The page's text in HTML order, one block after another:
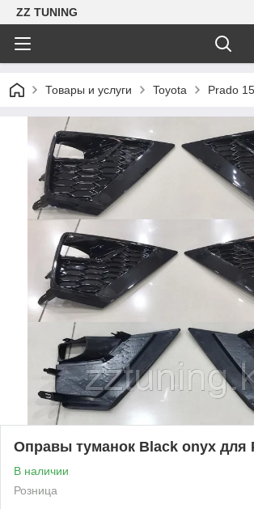
ZZ TUNING
Товары и услуги Toyota Prado
Оправы туманок Black onyx для
В наличии
Розница